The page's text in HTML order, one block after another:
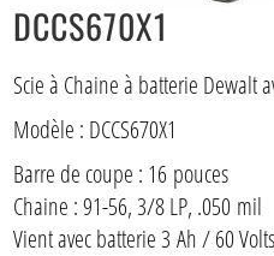
DCCS670X1
Scie à Chaine à batterie Dewalt
Modèle : DCCS670X1
Barre de coupe : 16 pouces
Chaine : 91-56, 3/8 LP, .050 mil
Vient avec batterie 3 Ah / 60 Volts